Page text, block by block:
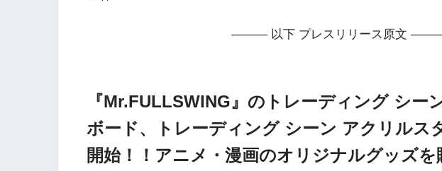
——— 以下 プレスリリース原文
『Mr.FULLSWING』のトレーディング シー
ボード、トレーディング シーン アクリルス
開始！！アニメ・漫画のオリジナルグッズを